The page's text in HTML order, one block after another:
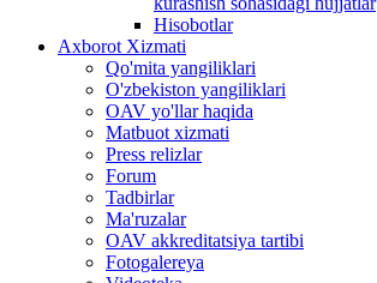
Hisobotlar
Аxborot Xizmati
Qo'mita yangiliklari
O'zbekiston yangiliklari
OAV yo'llar haqida
Matbuot xizmati
Press relizlar
Forum
Tadbirlar
Ma'ruzalar
OAV akkreditatsiya tartibi
Fotogalereya